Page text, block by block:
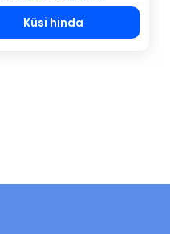
Küsi hinda